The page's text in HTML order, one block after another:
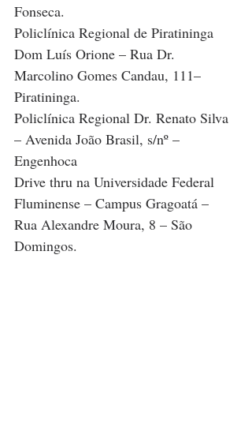
Fonseca.
Policlínica Regional de Piratininga
Dom Luís Orione – Rua Dr.
Marcolino Gomes Candau, 111–
Piratininga.
Policlínica Regional Dr. Renato Silva
– Avenida João Brasil, s/nº –
Engenhoca
Drive thru na Universidade Federal
Fluminense – Campus Gragoatá –
Rua Alexandre Moura, 8 – São
Domingos.